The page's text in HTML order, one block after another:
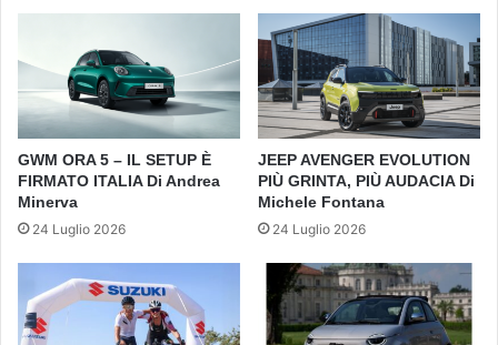
GWM ORA 5 – IL SETUP È
FIRMATO ITALIA Di Andrea
Minerva
24 Luglio 2026
JEEP AVENGER EVOLUTION
PIÙ GRINTA, PIÙ AUDACIA Di
Michele Fontana
24 Luglio 2026